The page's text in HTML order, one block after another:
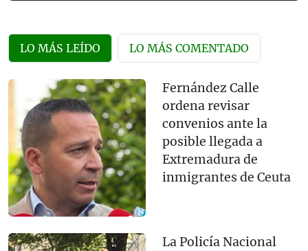
LO MÁS LEÍDO LO MÁS COMENTADO
Fernández Calle
ordena revisar
convenios ante la
posible llegada a
Extremadura de
inmigrantes de Ceuta
La Policía Nacional